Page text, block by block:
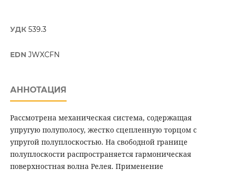
УДК 539.3
EDN JWXCFN
АННОТАЦИЯ
Рассмотрена механическая система, содержащая
упругую полуполосу, жестко сцепленную торцом с
упругой полуплоскостью. На свободной границе
полуплоскости распространяется гармоническая
поверхностная волна Релея. Применение